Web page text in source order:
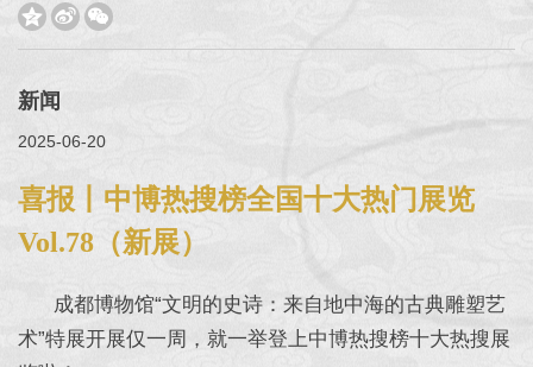
  
新闻
2025-06-20
喜报丨中博热搜榜全国十大热门展览
Vol.78（新展）
成都博物馆“文明的史诗：来自地中海的古典雕塑艺
术”特展开展仅一周，就一举登上中博热搜榜十大热搜展